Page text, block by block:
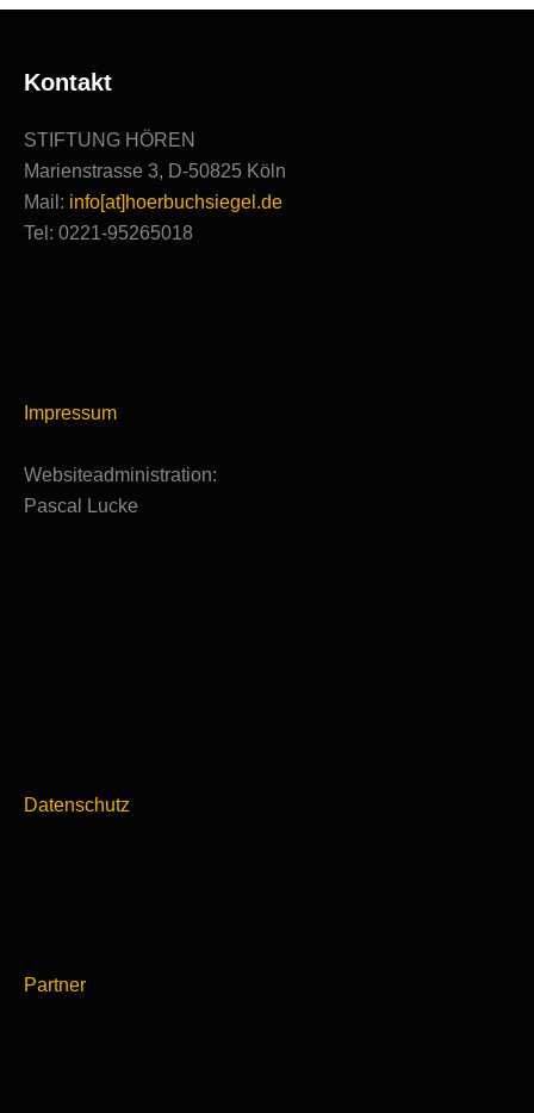
Kontakt
STIFTUNG HÖREN
Marienstrasse 3, D-50825 Köln
Mail: info[at]hoerbuchsiegel.de
Tel: 0221-95265018
Impressum
Websiteadministration:
Pascal Lucke
Datenschutz
Partner